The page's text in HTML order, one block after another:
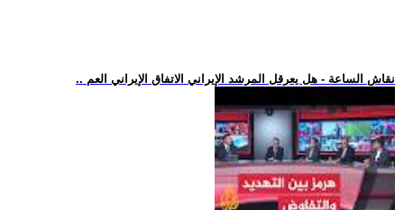
.. نقاش الساعة - هل يعرقل المرشد الإيراني الاتفاق الإيراني العم